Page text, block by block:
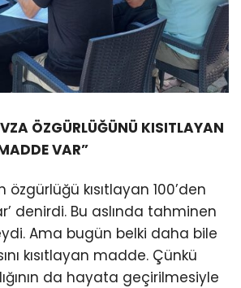
ÖZGÜRLÜĞÜNÜ KISITLAYAN
VAR”
özgürlüğü kısıtlayan 100’den
denirdi. Bu aslında tahminen
Ama bugün belki daha bile
kısıtlayan madde. Çünkü
da hayata geçirilmesiyle